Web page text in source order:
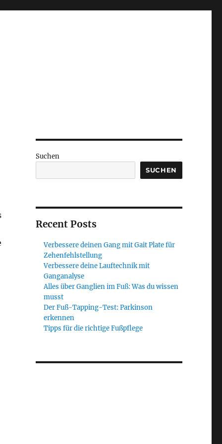
Suchen
SUCHEN
Recent Posts
Verbessere deinen Gang mit Gait Plate für
Zehenfehlstellung
Verbessere deine Lauftechnik mit
Ganganalyse
Alles über Ganglien im Fuß: Was du wissen
musst
Der Fuß-Tapping-Test: Parkinson
erkennen
Tipps für die richtige Fußpflege